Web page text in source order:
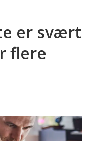
er svært
flere